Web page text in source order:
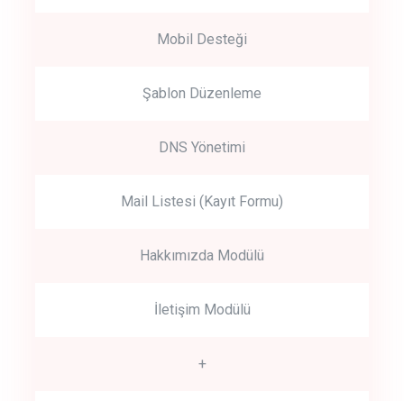
Mobil Desteği
Şablon Düzenleme
DNS Yönetimi
Mail Listesi (Kayıt Formu)
Hakkımızda Modülü
İletişim Modülü
+